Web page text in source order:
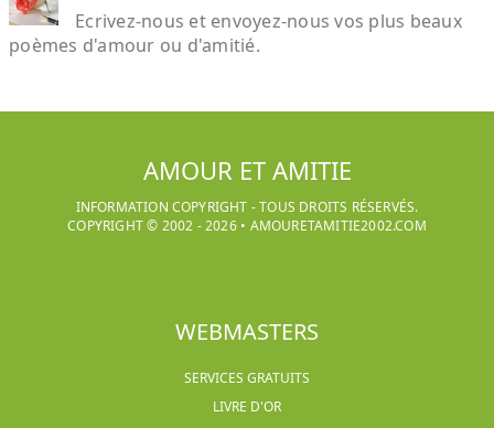
Ecrivez-nous et envoyez-nous vos plus beaux
poèmes d'amour ou d'amitié.
AMOUR ET AMITIE
INFORMATION COPYRIGHT - TOUS DROITS RÉSERVÉS.
COPYRIGHT © 2002 -2026• AMOURETAMITIE2002.COM
WEBMASTERS
SERVICES GRATUITS
LIVRE D'OR